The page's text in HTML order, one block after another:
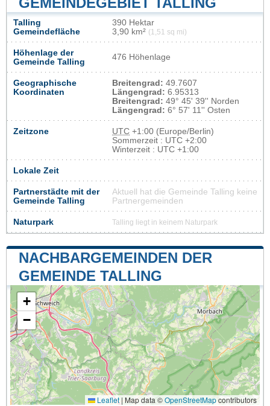
Talling
Gemeindefläche
390 Hektar
3,90 km² (1,51 sq mi)
Höhenlage der
Gemeinde Talling
476 Höhenlage
Geographische
Koordinaten
Breitengrad: 49.7607
Längengrad: 6.95313
Breitengrad: 49° 45' 39'' Norden
Längengrad: 6° 57' 11'' Osten
Zeitzone UTC +1:00 (Europe/Berlin)
Sommerzeit : UTC +2:00
Winterzeit : UTC +1:00
Lokale Zeit
Partnerstädte mit der
Gemeinde Talling
Aktuell hat die Gemeinde Talling keine
Partnergemeinden
Naturpark Talling liegt in keinem Naturpark
NACHBARGEMEINDEN DER
GEMEINDE TALLING
+
−
Leaflet | Map data ©OpenStreetMapcontributors